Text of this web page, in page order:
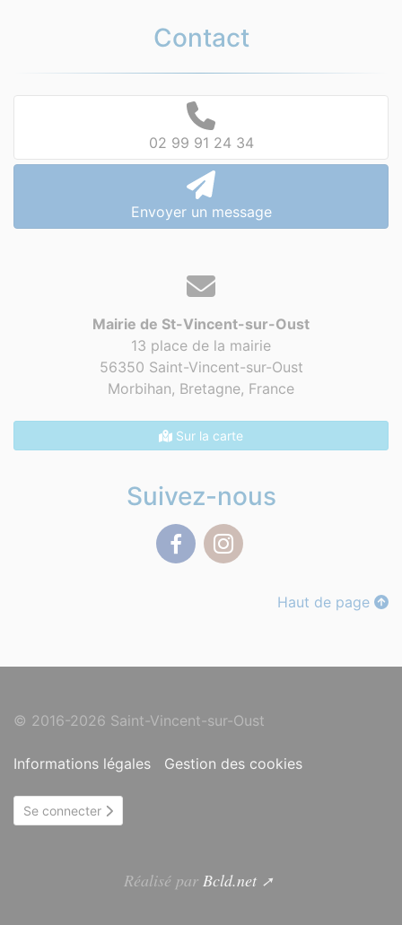
Contact
02 99 91 24 34
Envoyer un message
Mairie de St-Vincent-sur-Oust
13 place de la mairie
56350 Saint-Vincent-sur-Oust
Morbihan, Bretagne, France
Sur la carte
Suivez-nous
Haut de page
© 2016-2026 Saint-Vincent-sur-Oust
Informations légales Gestion des cookies
Se connecter
Réalisé par Bcld.net